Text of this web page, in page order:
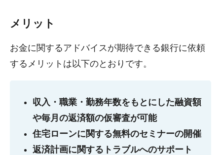
メリット
お金に関するアドバイスが期待できる銀行に依頼
するメリットは以下のとおりです。
収入・職業・勤務年数をもとにした融資額
や毎月の返済額の仮審査が可能
住宅ローンに関する無料のセミナーの開催
返済計画に関するトラブルへのサポート